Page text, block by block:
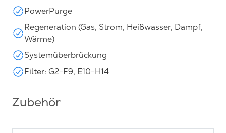
PowerPurge
Regeneration (Gas, Strom, Heißwasser, Dampf,
Wärme)
Systemüberbrückung
Filter: G2-F9, E10-H14
Zubehör